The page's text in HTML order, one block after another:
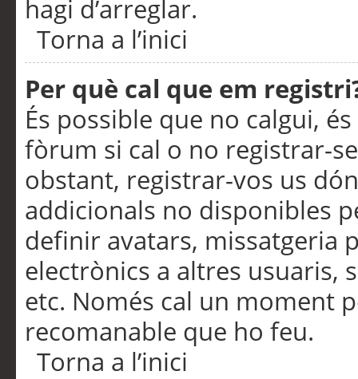
hagi d’arreglar.
Torna a l’inici
Per què cal que em
És possible que no calgui,
fòrum si cal o no registrar-
obstant, registrar-vos us
addicionals no disponibles
definir avatars, missatgeria
electrònics a altres usuaris,
etc. Només cal un moment
recomanable que ho feu.
Torna a l’inici